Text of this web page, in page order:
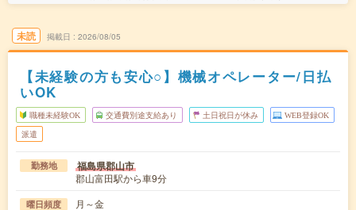
未読 掲載日 2026/08/05
【未経験の方も安心○】機械オペレーター/日払
いOK
職種未経験OK 交通費別途支給あり 土日祝日が休み WEB登録OK
派遣
勤務地 福島県郡山市
郡山富田駅から車9分
曜日頻度 月～金